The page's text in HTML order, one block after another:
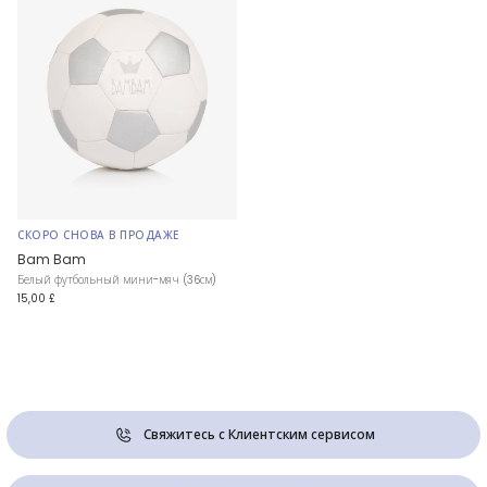
СКОРО СНОВА В ПРОДАЖЕ
Bam Bam
Белый футбольный мини-мяч (36см)
15,00 £
Свяжитесь с Клиентским сервисом